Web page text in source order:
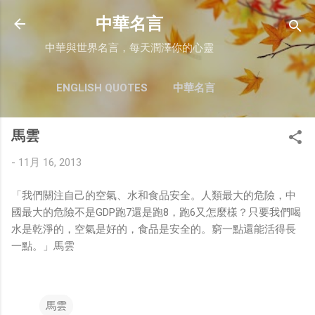
跳至主要內容
中華名言
中華與世界名言，每天潤澤你的心靈
ENGLISH QUOTES 中華名言
馬雲
- 11月 16, 2013
「我們關注自己的空氣、水和食品安全。人類最大的危險，中
國最大的危險不是GDP跑7還是跑8，跑6又怎麼樣？只要我們喝
水是乾淨的，空氣是好的，食品是安全的。窮一點還能活得長
一點。」馬雲
馬雲